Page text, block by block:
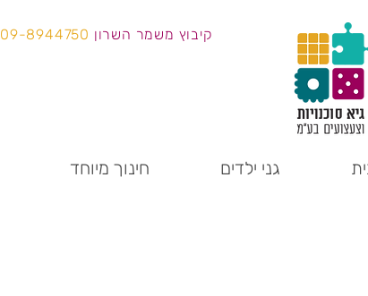
קיבוץ משמר השרון 09-8944750
גני ילדים חינוך מיוחד